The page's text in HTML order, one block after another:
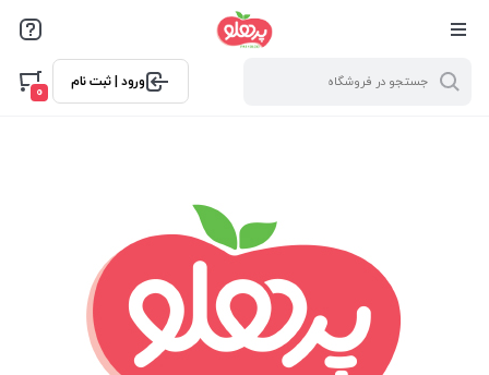
@media screen and (max-width: 500px) { .w-ch{bottom: 125px
!important; left:5px !important;} }
ورود | ثبت نام
0